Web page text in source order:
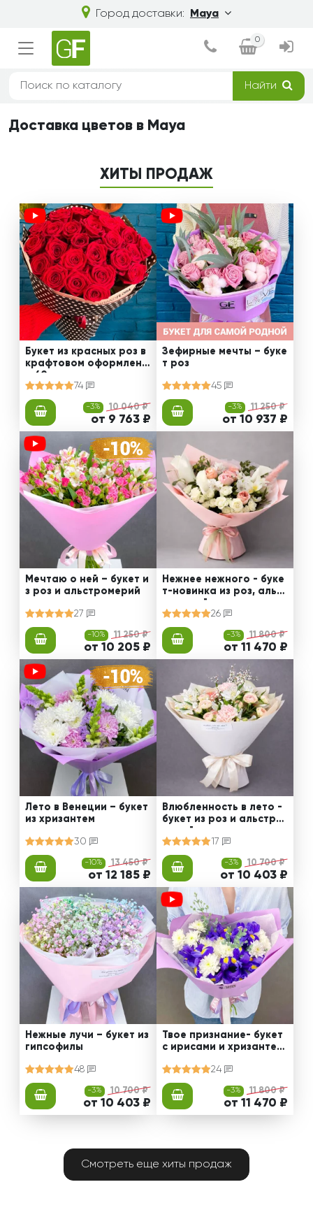
Город доставки: Мауа
0
Найти
Доставка цветов в Мауа
ХИТЫ ПРОДАЖ
Букет из красных роз в
крафтовом оформлени
и 60 см
74
-3% 10 040 ₽
от 9 763 ₽
Зефирные мечты – буке
т роз
45
-3% 11 250 ₽
от 10 937 ₽
Мечтаю о ней – букет и
з роз и альстромерий
27
-10% 11 250 ₽
от 10 205 ₽
Нежнее нежного - буке
т-новинка из роз, альст
ромерий и калл
26
-3% 11 800 ₽
от 11 470 ₽
Лето в Венеции – букет
из хризантем
30
-10% 13 450 ₽
от 12 185 ₽
Влюбленность в лето -
букет из роз и альстро
мерий
17
-3% 10 700 ₽
от 10 403 ₽
Нежные лучи – букет из
гипсофилы
48
-3% 10 700 ₽
от 10 403 ₽
Твое признание- букет
с ирисами и хризантем
24
-3% 11 800 ₽
от 11 470 ₽
Смотреть еще хиты продаж